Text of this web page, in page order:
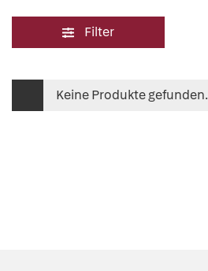
Filter
Keine Produkte gefunden.